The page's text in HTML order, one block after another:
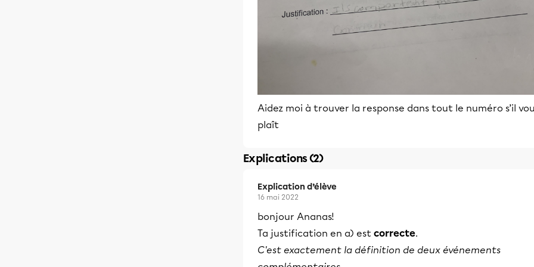
Aidez moi à trouver la response dans tout le numéro s’il
plaît
Explications (2)
Explication d’élève
16 mai 2022
bonjour Ananas!
Ta justification en a) est correcte.
C'est exactement la définition de deux événements